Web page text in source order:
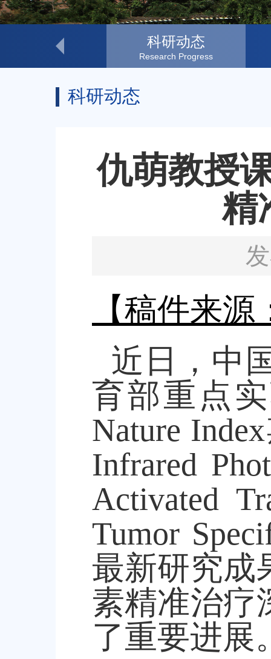
研究方向
Research Themes
科研动态
Research Progress
科研动态
仇萌教授
精
【稿件来
近日，中
育部重点
Nature Index
Infrared
Activated
Tumor
最新研究成
素精准治疗
了重要进展